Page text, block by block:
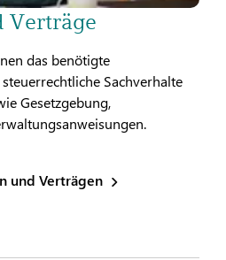
Verträge
das benötigte
Sachverhalte
Gesetzgebung,
und Verträgen